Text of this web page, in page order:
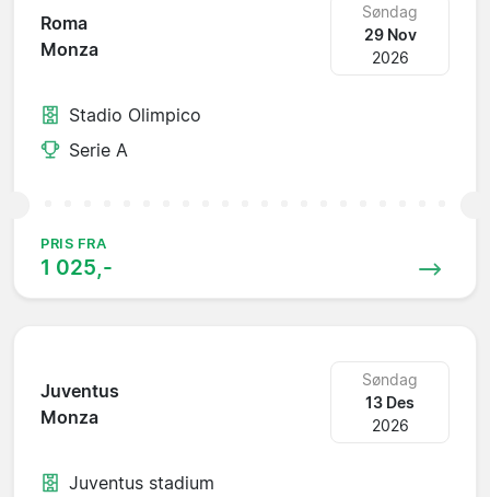
Roma
Monza
Søndag
29 Nov
2026
Stadio Olimpico
Serie A
PRIS FRA
1 025,-
Juventus
Monza
Søndag
13 Des
2026
Juventus stadium